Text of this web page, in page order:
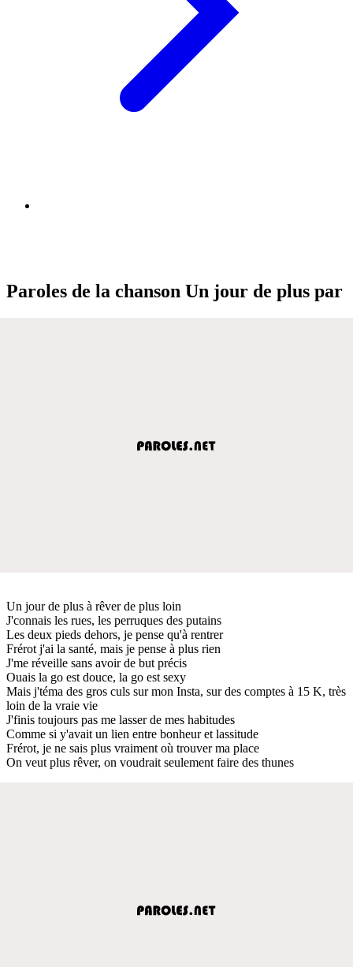
Paroles de la chanson Un jour de plus par
Un jour de plus à rêver de plus loin
J'connais les rues, les perruques des putains
Les deux pieds dehors, je pense qu'à rentrer
Frérot j'ai la santé, mais je pense à plus rien
J'me réveille sans avoir de but précis
Ouais la go est douce, la go est sexy
Mais j'téma des gros culs sur mon Insta, sur des comptes à 15 K, très
loin de la vraie vie
J'finis toujours pas me lasser de mes habitudes
Comme si y'avait un lien entre bonheur et lassitude
Frérot, je ne sais plus vraiment où trouver ma place
On veut plus rêver, on voudrait seulement faire des thunes